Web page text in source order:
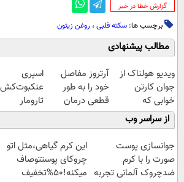
‌گزارش خطا در خبر
برچسب ها: سکته قلبی ، روغن زیتون
مطالب پیشنهادی
ویدیو هولناک از
جوان کارتن
خوابی که
میلیاردر شد.
آموزش رایگان
آرتروز مفاصل
خود را به طور
قطعی درمان
کنید!
◗پرسش‌نامه◖
اسپری
عنکبوت‌‌کش
تارومار
ازبین‌برنده
عنکبوت
از سراسر وب
جوانسازی پوست
صورت را با کرم
ضدچروک آلمانی تجربه
این کرم گیاهی،مثل اتو
چروکای پوستتوصاف
میکنه!50%تخفیف